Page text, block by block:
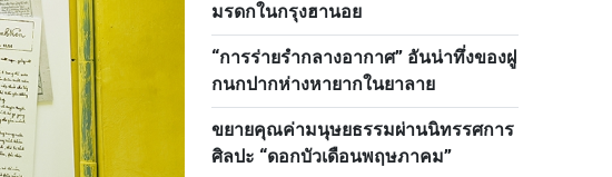
มรดกในกรุงฮานอย
“การร่ายรำกลางอากาศ” อันน่าทึ่งของฝู
กนกปากห่างหายากในยาลาย
ขยายคุณค่ามนุษยธรรมผ่านนิทรรศการ
ศิลปะ “ดอกบัวเดือนพฤษภาคม”